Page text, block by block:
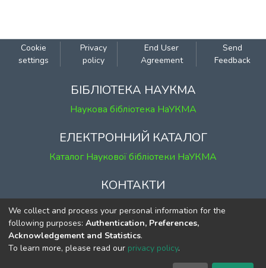
Cookie
settings
Privacy
policy
End User
Agreement
Send
Feedback
БІБЛІОТЕКА НАУКМА
Наукова бібліотека НаУКМА
ЕЛЕКТРОННИЙ КАТАЛОГ
Каталог Наукової бібліотеки НаУКМА
КОНТАКТИ
м. Київ, вул. Григорія Сковороди, 2
к. 1, к. 120
тел. (044) 463-69-31
ekmair@ukma.edu.ua
We collect and process your personal information for the
following purposes: Authentication, Preferences,
Acknowledgement and Statistics.
To learn more, please read our privacy policy.